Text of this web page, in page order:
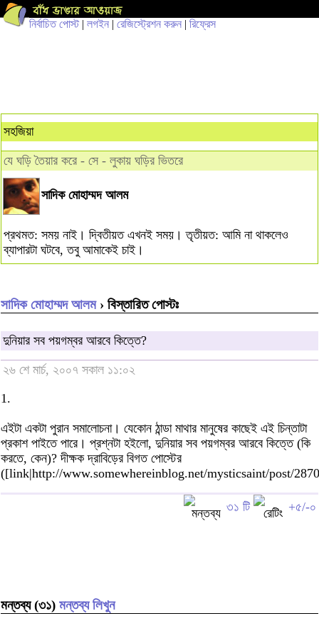
নির্বাচিত পোস্ট| লগইন | রেজিস্ট্রেশন করুন | রিফ্রেস
সহজিয়া
যে ঘড়ি তৈয়ার করে - সে - লুকায় ঘড়ির ভিতরে
সাদিক মোহাম্মদ আলম
প্রথমত: সময় নাই। দ্বিতীয়ত এখনই সময়। তৃতীয়ত: আমি না থাকলেও
ব্যাপারটা ঘটবে, তবু আমাকেই চাই।
সাদিক মোহাম্মদ আলম› বিস্তারিত পোস্টঃ
দুনিয়ার সব পয়গম্বর আরবে কিত্তে?
২৬ শে মার্চ, ২০০৭ সকাল ১১:০২
1.
এইটা একটা পুরান সমালোচনা। যেকোন ঠান্ডা মাথার মানুষের কাছেই এই চিন্তাটা
প্রকাশ পাইতে পারে। প্রশ্নটা হইলো, দুনিয়ার সব পয়গম্বর আরবে কিত্তে (কি
করতে, কেন)? দীক্ষক দ্রাবিড়ের বিগত পোস্টের
([link|http://www.somewhereinblog.net/mysticsaint/post/
৩১ টি +৫/-০
মন্তব্য (৩১) মন্তব্য লিখুন